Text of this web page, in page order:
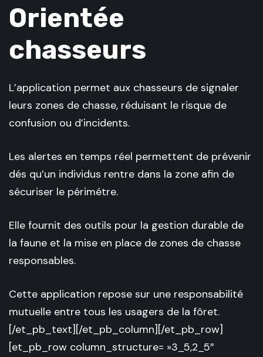
Orientée
chasseurs
L’application permet aux chasseurs de signaler
leurs zones de chasse, réduisant le risque de
confusion ou d’incidents.
Les alertes en temps réel permettent de prévenir
dés qu’un individus rentre dans la zone afin de
sécuriser le périmétre.
Elle fournit des outils pour la gestion durable de
la faune et la mise en place de zones de chasse
responsables.
Cette application repose sur une responsabilité
mutuelle entre tous les usagers de la fôret.
[/et_pb_text][/et_pb_column][/et_pb_row]
[et_pb_row column_structure= »3_5,2_5″